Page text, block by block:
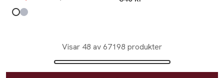
Produkten finns i färgerna:
Beige Stripe
Blue Stripe
Visar 48 av 67198 produkter